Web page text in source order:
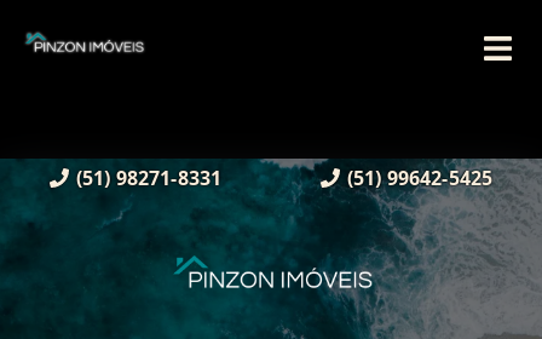
(51) 98271-8331 (51) 99642-5425